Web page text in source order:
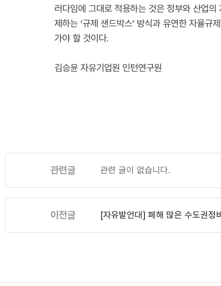
러다임에 그대로 적용하는 것은 정부와 산업
제하는 ‘규제 샌드박스’ 방식과 유연한 자율
가야 할 것이다.
김승윤 자유기업원 인턴연구원
관련글 관련 글이 없습니다.
이전글 [자유발언대] 폐해 많은 수도권정